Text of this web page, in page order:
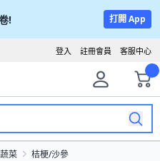
! 打開 App
客服中心
註冊會員
登入
菜 桔梗/沙參